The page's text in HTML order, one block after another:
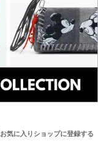
お気に入りショップに登録する